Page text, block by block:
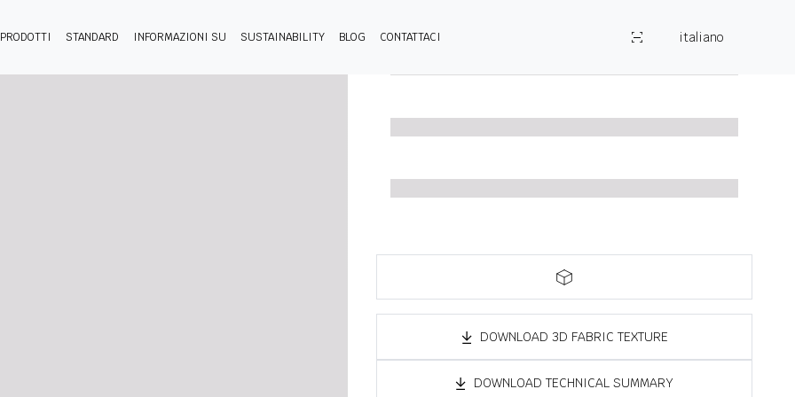
PRODOTTI STANDARD INFORMAZIONI SU SUSTAINABILITY BLOG CONTATTACI italiano
DOWNLOAD 3D FABRIC TEXTURE
DOWNLOAD TECHNICAL SUMMARY